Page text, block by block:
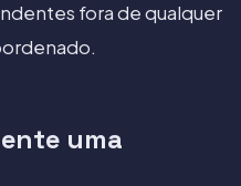
fora de qualquer
uma